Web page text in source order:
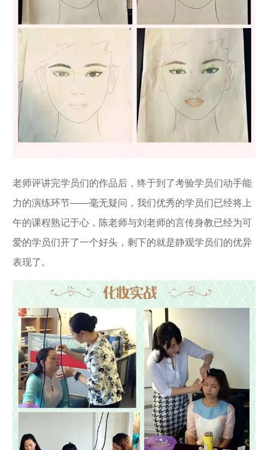
老师评讲完学员们的作品后，终于到了考验学员们动手能
力的演练环节——毫无疑问，我们优秀的学员们已经将上
午的课程熟记于心，陈老师与刘老师的言传身教已经为可
爱的学员们开了一个好头，剩下的就是静观学员们的优异
表现了。